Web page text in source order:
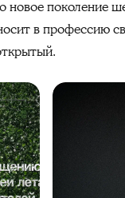
поколение
в профессию